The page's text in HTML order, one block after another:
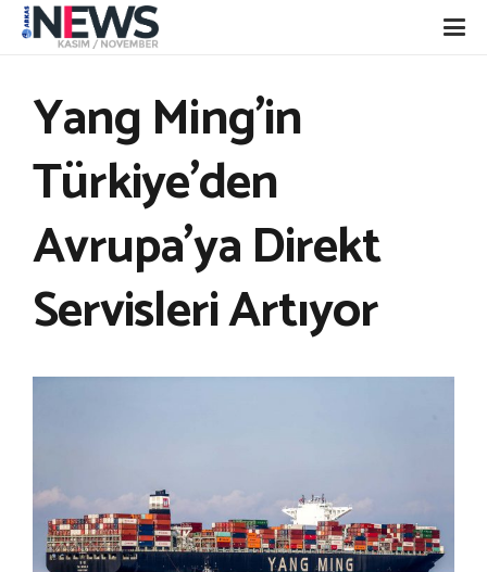
Yang Ming’in
Türkiye’den
Avrupa’ya Direkt
Servisleri Artıyor